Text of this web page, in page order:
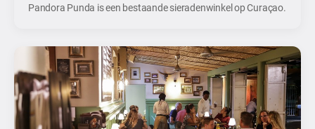
Pandora Punda is een bestaande sieradenwinkel op Curaçao.